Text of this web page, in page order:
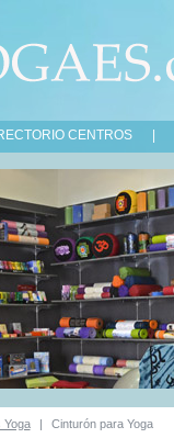
CENTROS
Yoga | Cinturón para Yoga